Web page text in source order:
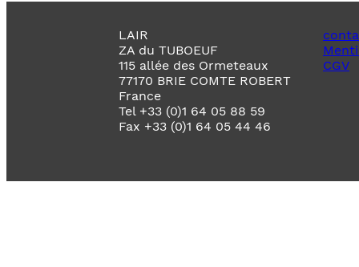
LAIR
ZA du TUBOEUF
115 allée des Ormeteaux
77170 BRIE COMTE ROBERT
France
Tel +33 (0)1 64 05 88 59
Fax +33 (0)1 64 05 44 46
CGV